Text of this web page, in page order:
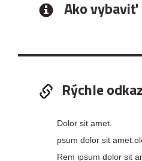
Ako vybaviť
Rýchle
Dolor sit amet.
psum dolor sit
Rem ipsum dolor sit